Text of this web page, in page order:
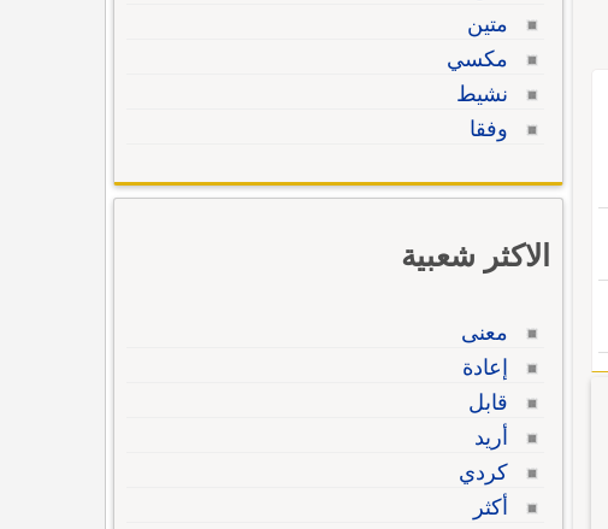
متين
مكسي
نشيط
وفقا
الاكثر شعبية
معنى
إعادة
قابل
أريد
كردي
أكثر